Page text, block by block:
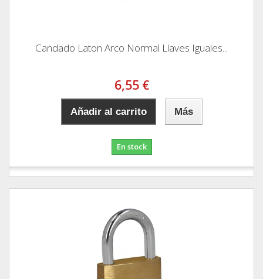
Candado Laton Arco Normal Llaves Iguales...
6,55 €
Añadir al carrito Más
En stock